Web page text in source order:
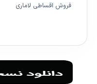
فروش اقساطی لاماری